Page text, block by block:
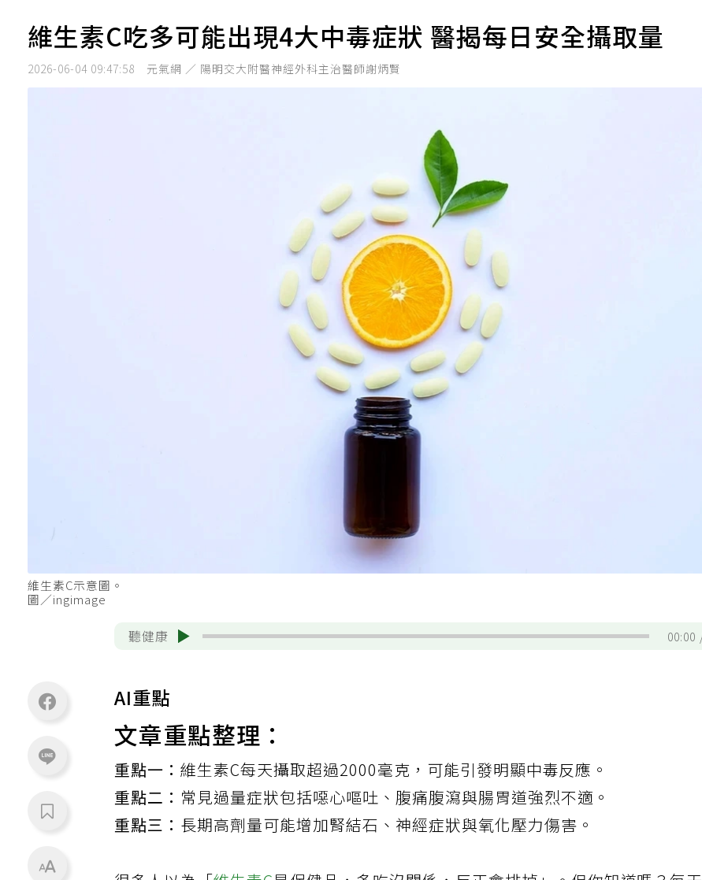
維生素C吃多可能出現4大中毒症狀 醫揭每日安全攝取量
2026-06-04 09:47:58 元氣網 ／ 陽明交大附醫神經外科主治醫師謝炳賢
維生素C示意圖。
圖／ingimage
聽健康 00:00
AI重點
文章重點整理：
重點一：維生素C每天攝取超過2000毫克，可能引發明顯中毒反應。
重點二： 常見過量症狀包括噁心嘔吐、腹痛腹瀉與腸胃道強烈不適。
重點三： 長期高劑量可能增加腎結石、神經症狀與氧化壓力傷害。